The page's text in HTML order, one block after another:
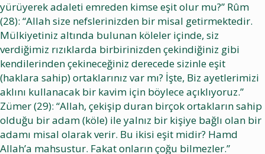
yürüyerek adaleti emreden kimse eşit olur mu?” Rûm
(28): “Allah size nefslerinizden bir misal getirmektedir.
Mülkiyetiniz altında bulunan köleler içinde, siz
verdiğimiz rızıklarda birbirinizden çekindiğiniz gibi
kendilerinden çekineceğiniz derecede sizinle eşit
(haklara sahip) ortaklarınız var mı? İşte, Biz ayetlerimizi
aklını kullanacak bir kavim için böylece açıklıyoruz.”
Zümer (29): “Allah, çekişip duran birçok ortakların sahip
olduğu bir adam (köle) ile yalnız bir kişiye bağlı olan bir
adamı misal olarak verir. Bu ikisi eşit midir? Hamd
Allah’a mahsustur. Fakat onların çoğu bilmezler.”